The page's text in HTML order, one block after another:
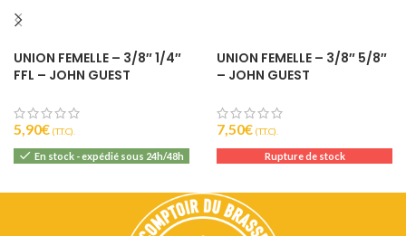
UNION FEMELLE – 3/8″ 1/4″
FFL – JOHN GUEST
5,90€ (T.T.C).
En stock - expédié sous 24h/48h
UNION FEMELLE – 3/8″ 5/8″
– JOHN GUEST
7,50€ (T.T.C).
Rupture de stock